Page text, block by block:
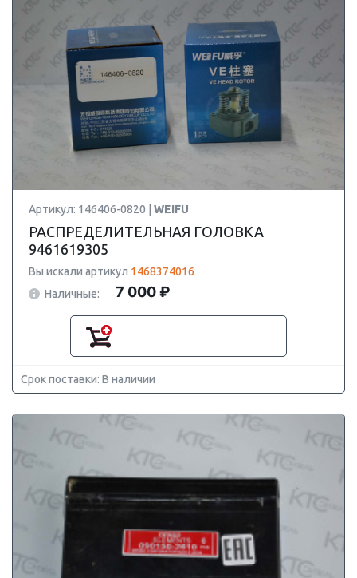
Артикул: 146406-0820 | WEIFU
РАСПРЕДЕЛИТЕЛЬНАЯ ГОЛОВКА
9461619305
Вы искали артикул 1468374016
Наличные:
7 000 ₽
Срок поставки: В наличии